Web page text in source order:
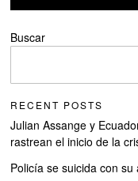
Buscar
RECENT POSTS
Julian Assange y
rastrean el inicio de la
Policía se suicida con su